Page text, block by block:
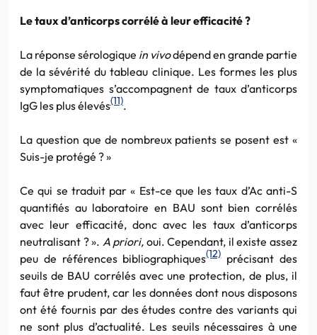
Le taux d’anticorps corrélé à leur efficacité ?
La réponse sérologique in vivodépend en grande partie
de la sévérité du tableau clinique. Les formes les plus
symptomatiques s’accompagnent de taux d’anticorps
IgG les plus élevés(11).
La question que de nombreux patients se posent est «
Suis-je protégé ? »
Ce qui se traduit par « Est-ce que les taux d’Ac anti-S
quantifiés au laboratoire en BAU sont bien corrélés
avec leur efficacité, donc avec les taux d’anticorps
neutralisant ? ». A priori, oui. Cependant, il existe assez
peu de références bibliographiques(12)précisant des
seuils de BAU corrélés avec une protection, de plus, il
faut être prudent, car les données dont nous disposons
ont été fournis par des études contre des variants qui
ne sont plus d’actualité. Les seuils nécessaires à une